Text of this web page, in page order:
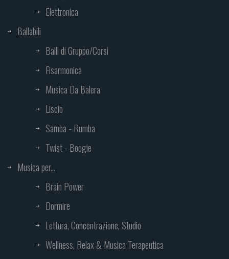
Elettronica
Ballabili
Balli di Gruppo/Corsi
Fisarmonica
Musica Da Balera
Liscio
Samba - Rumba
Twist - Boogie
Musica per...
Brain Power
Dormire
Lettura, Concentrazione, Studio
Wellness, Relax & Musica Terapeutica